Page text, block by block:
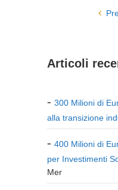
Articoli
300 Milioni di
alla transizione
400 Milioni di
per Investimenti
Mer